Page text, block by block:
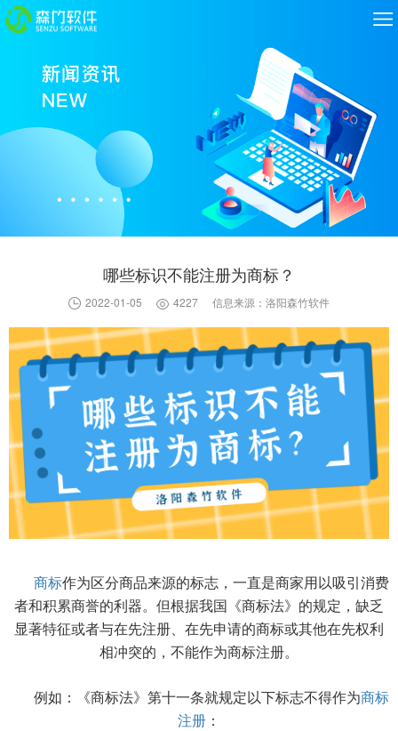
哪些标识不能注册为商标？
2022-01-05 4227 信息来源：洛阳森竹软件
商标作为区分商品来源的标志，一直是商家用以吸引消费
者和积累商誉的利器。但根据我国《商标法》的规定，缺乏
显著特征或者与在先注册、在先申请的商标或其他在先权利
相冲突的，不能作为商标注册。
例如：《商标法》第十一条就规定以下标志不得作为商标
注册 ：